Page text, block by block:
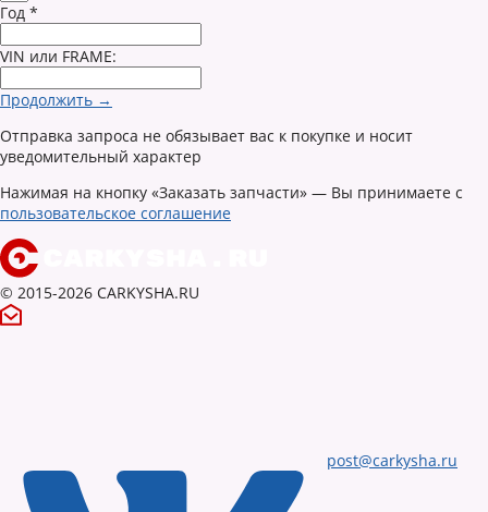
Год *
VIN или FRAME:
Продолжить →
Отправка запроса не обязывает вас к покупке и носит
уведомительный характер
Нажимая на кнопку «Заказать запчасти» — Вы принимаете с
пользовательское соглашение
© 2015-2026 CARKYSHA.RU
post@carkysha.ru